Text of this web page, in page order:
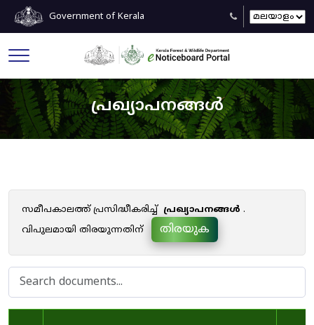
Government of Kerala
പ്രഖ്യാപനങ്ങൾ
സമീപകാലത്ത് പ്രസിദ്ധീകരിച്ച് പ്രഖ്യാപനങ്ങൾ .
വിപുലമായി തിരയുന്നതിന്
തിരയുക